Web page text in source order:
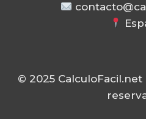
© 2025 CalculoFacil.net